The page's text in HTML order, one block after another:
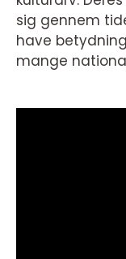
sig gennem
have
mange